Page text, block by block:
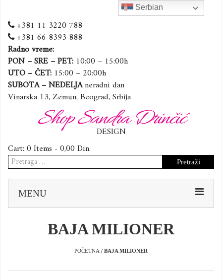
+381 11 3220 788
+381 66 8393 888
Radno vreme:
PON – SRE – PET: 10:00 – 15:00h
UTO – ČET: 15:00 – 20:00h
SUBOTA – NEDELJAneradni dan
Vinarska 13, Zemun, Beograd, Srbija
Shop Sandra Drinčić
DESIGN
Cart: 0 Items -0,00 Din.
Pretraga
za:
MENU
BAJA MILIONER
POČETNA / BAJA MILIONER
Serbian